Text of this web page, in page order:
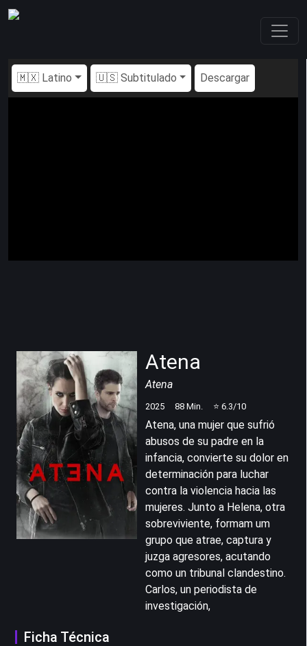
🇲🇽 Latino 🇺🇸 Subtitulado Descargar
Atena
Atena
2025 88 Min. ⭐ 6.3/10
Atena, una mujer que sufrió
abusos de su padre en la
infancia, convierte su dolor en
determinación para luchar
contra la violencia hacia las
mujeres. Junto a Helena, otra
sobreviviente, formam um
grupo que atrae, captura y
juzga agresores, acutando
como un tribunal clandestino.
Carlos, un periodista de
investigación,
Ficha Técnica